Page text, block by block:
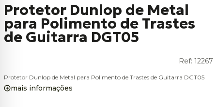
Protetor Dunlop de Metal
para Polimento de Trastes
de Guitarra DGT05
Ref: 12267
Protetor Dunlop de Metal para Polimento de Trastes de Guitarra DGT05
mais informações